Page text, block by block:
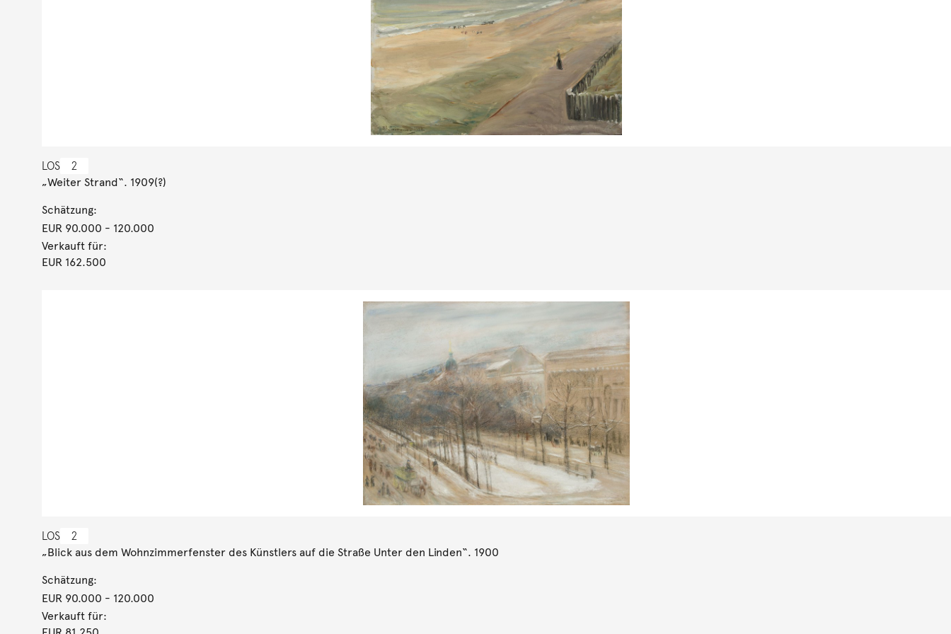
LOS 2
„Weiter Strand“. 1909(?)
Schätzung:
EUR 90.000 - 120.000
Verkauft für:
EUR 162.500
LOS 2
„Blick aus dem Wohnzimmerfenster des Künstlers auf die Straße Unter den Linden“. 1900
Schätzung:
EUR 90.000 - 120.000
Verkauft für: